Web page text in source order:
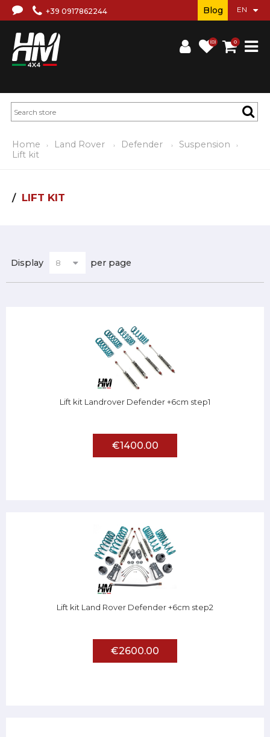
+39 0917862244
(0) 0
Blog
Home Land Rover Defender
Suspension
Lift kit
LIFT KIT
Display per page
Lift kit Landrover Defender +6cm step1
€1400.00
Lift kit Land Rover Defender +6cm step2
€2600.00